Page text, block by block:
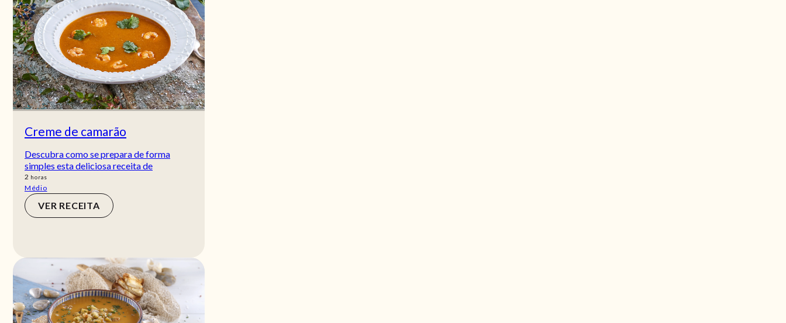
Creme de camarão
Descubra como se prepara de forma
simples esta deliciosa receita de
2 horas
horas
Médio
VER RECEITA